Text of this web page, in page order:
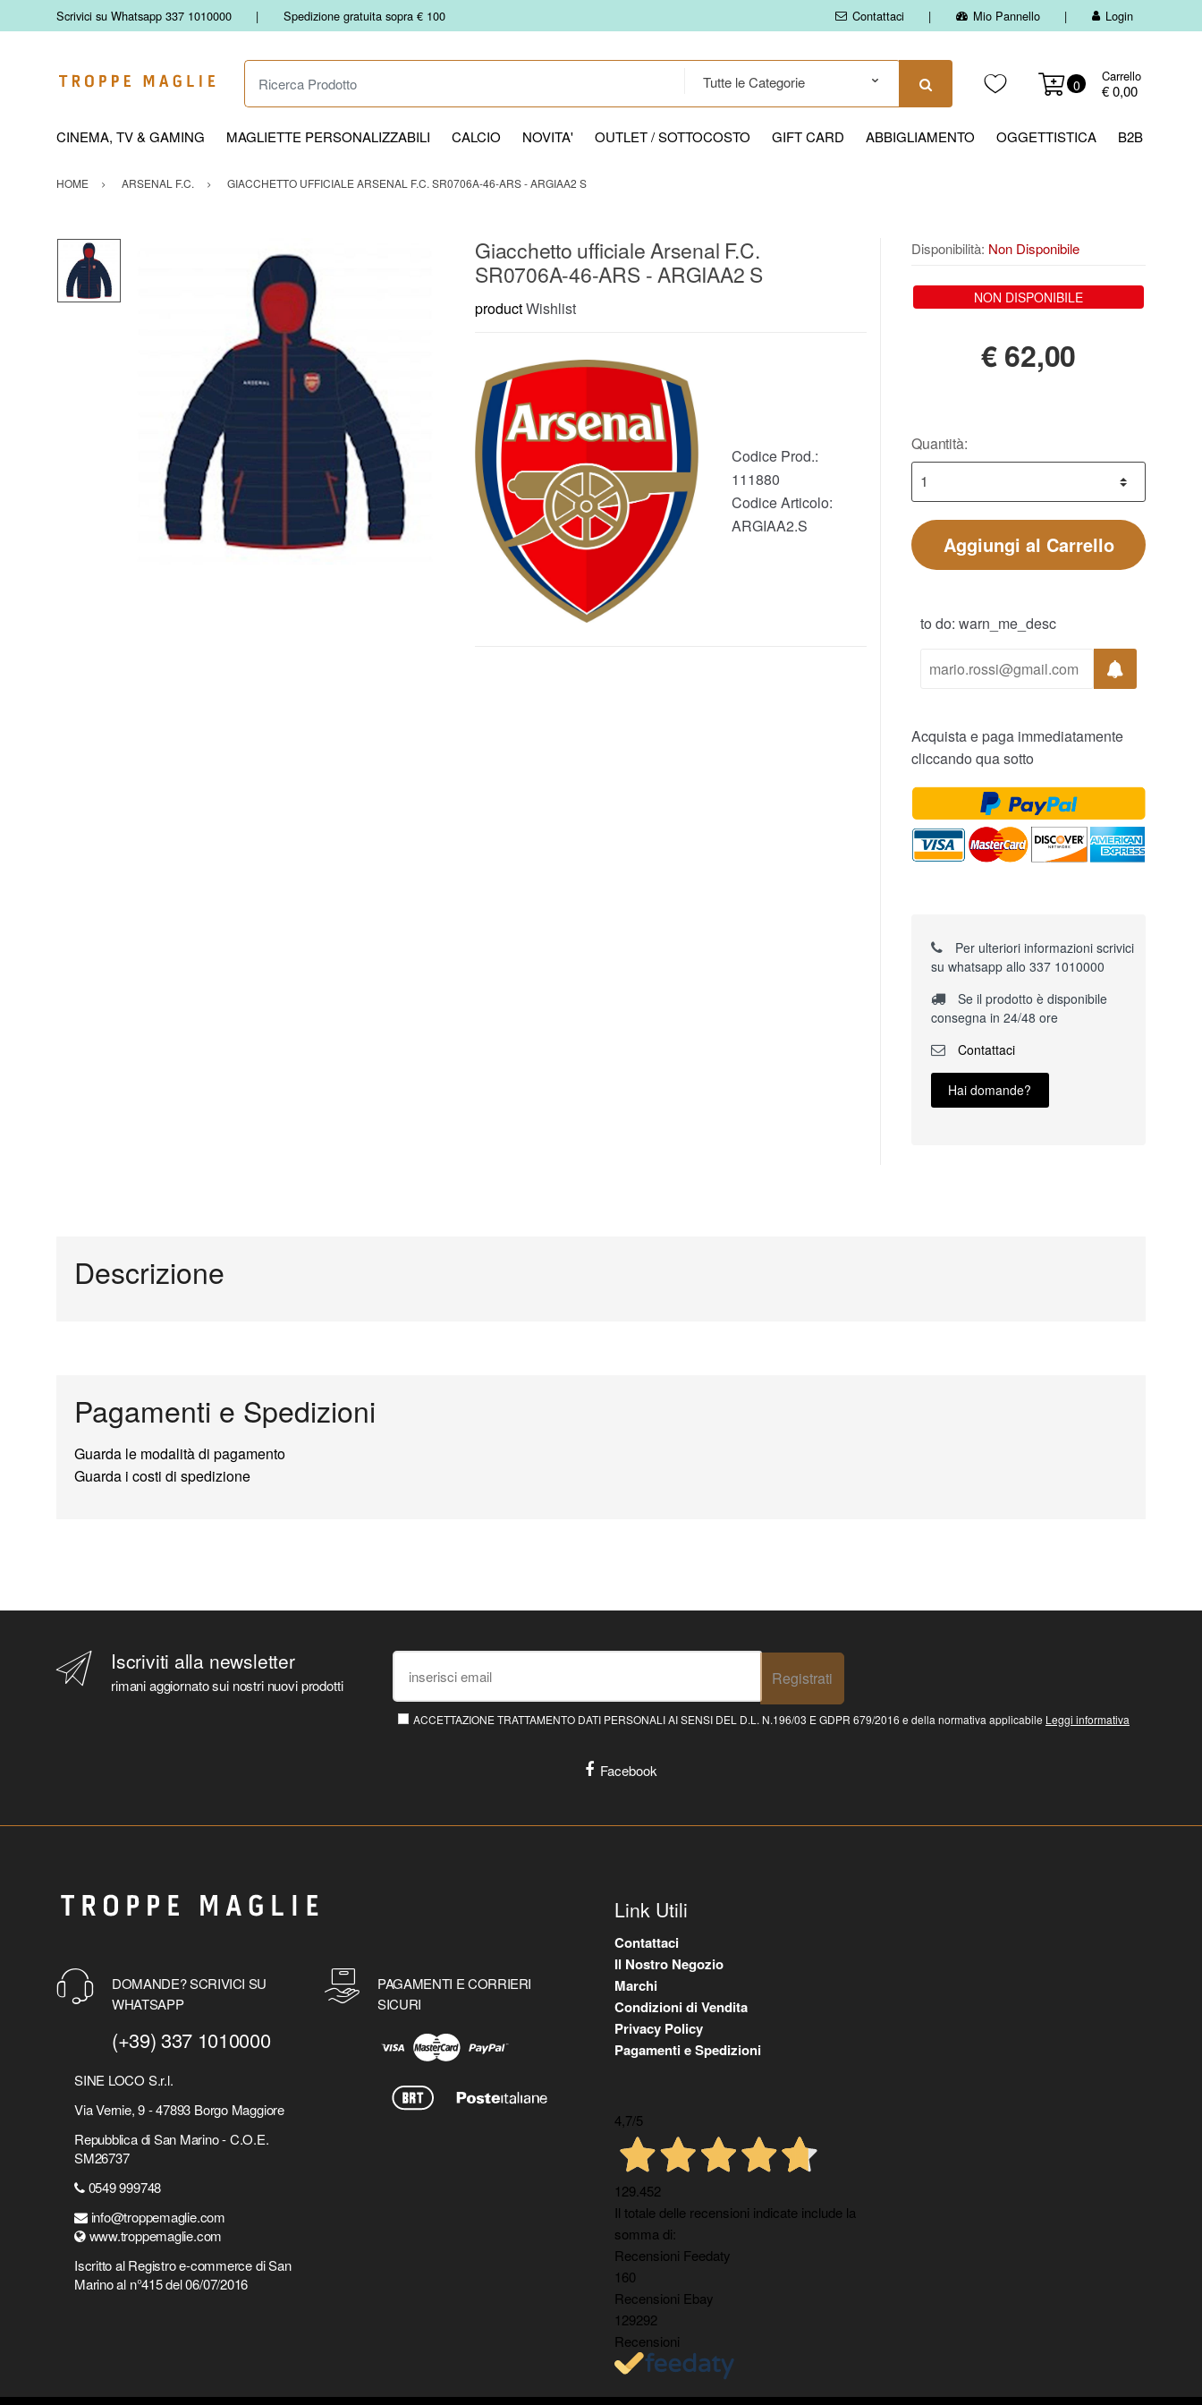
Scrivici su Whatsapp 337 1010000 Spedizione gratuita sopra € 100 Contattaci Mio Pannello Login
Ricerca Prodotto
0
Carrello
€ 0,00
CINEMA, TV & GAMING MAGLIETTE PERSONALIZZABILI CALCIO NOVITA' OUTLET / SOTTOCOSTO GIFT CARD ABBIGLIAMENTO OGGETTISTICA B2B
HOME ARSENAL F.C. GIACCHETTO UFFICIALE ARSENAL F.C. SR0706A-46-ARS - ARGIAA2 S
Giacchetto ufficiale Arsenal F.C.
SR0706A-46-ARS - ARGIAA2 S
productWishlist
Codice Prod.:
111880
Codice Articolo:
ARGIAA2.S
Disponibilità: Non Disponibile
NON DISPONIBILE
€62,00
Quantità:
Aggiungi al Carrello
to do: warn_me_desc
Acquista e paga immediatamente
cliccando qua sotto
Per ulteriori informazioni scrivici
su whatsapp allo 337 1010000
Se il prodotto è disponibile
consegna in 24/48 ore
Contattaci
Hai domande?
Descrizione
Pagamenti e Spedizioni
Guarda le modalità di pagamento
Guarda i costi di spedizione
Iscriviti alla newsletter
rimani aggiornato sui nostri nuovi prodotti Registrati
ACCETTAZIONE TRATTAMENTO DATI PERSONALI AI SENSI DEL D.L. N.196/03 E GDPR 679/2016 e della normativa applicabile Leggi informativa
Facebook
DOMANDE? SCRIVICI SU
WHATSAPP
(+39) 337 1010000
SINE LOCO S.r.l.
Via Vernie, 9 - 47893 Borgo Maggiore
Repubblica di San Marino - C.O.E.
SM26737
0549 999748
info@troppemaglie.com
www.troppemaglie.com
Iscritto al Registro e-commerce di San
Marino al n°415 del 06/07/2016
PAGAMENTI E CORRIERI
SICURI
Link Utili
Contattaci
Il Nostro Negozio
Marchi
Condizioni di Vendita
Privacy Policy
Pagamenti e Spedizioni
4,7/5
129.452
Il totale delle recensioni indicate include la
somma di:
Recensioni Feedaty
160
Recensioni Ebay
129292
Recensioni